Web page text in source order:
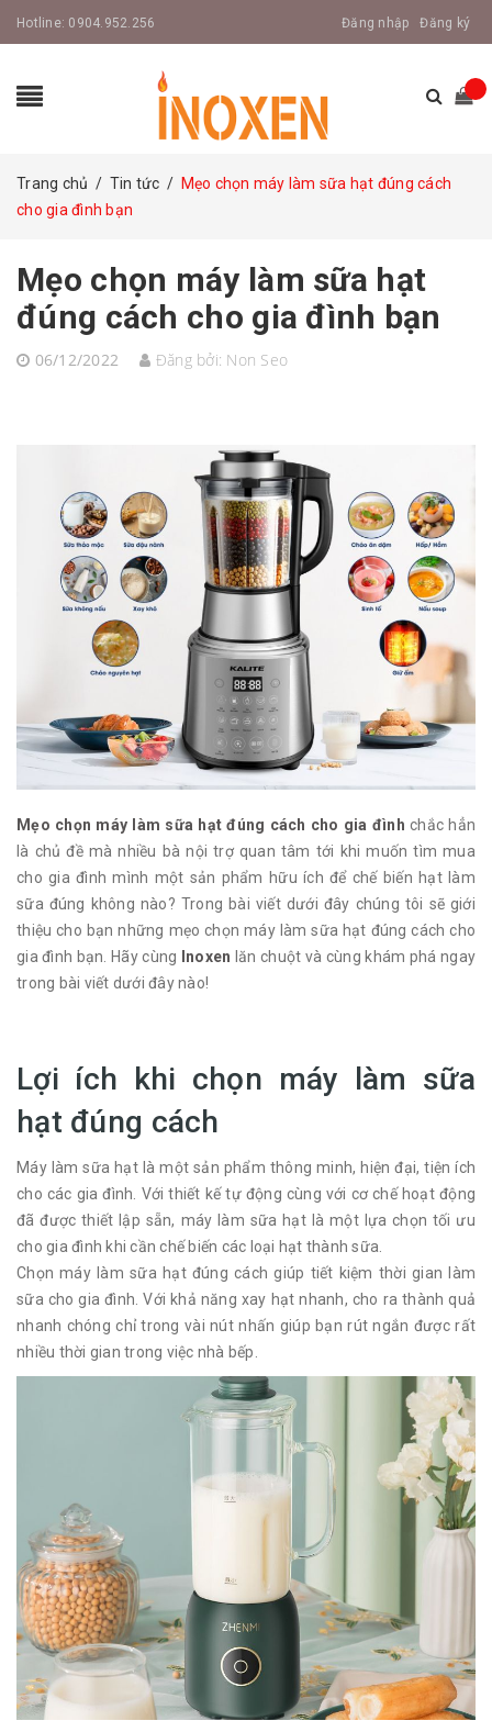
Hotline: 0904.952.256 Đăng nhập Đăng ký
Trang chủ / Tin tức / Mẹo chọn máy làm sữa hạt đúng cách
cho gia đình bạn
Mẹo chọn máy làm sữa hạt
đúng cách cho gia đình bạn
06/12/2022 Đăng bởi: Non Seo
Mẹo chọn máy làm sữa hạt đúng cách cho gia đình chắc hẳn
là chủ đề mà nhiều bà nội trợ quan tâm tới khi muốn tìm mua
cho gia đình mình một sản phẩm hữu ích để chế biến hạt làm
sữa đúng không nào? Trong bài viết dưới đây chúng tôi sẽ giới
thiệu cho bạn những mẹo chọn máy làm sữa hạt đúng cách cho
gia đình bạn. Hãy cùng Inoxen lăn chuột và cùng khám phá ngay
trong bài viết dưới đây nào!
Lợi ích khi chọn máy làm sữa
hạt đúng cách
Máy làm sữa hạt là một sản phẩm thông minh, hiện đại, tiện ích
cho các gia đình. Với thiết kế tự động cùng với cơ chế hoạt động
đã được thiết lập sẵn, máy làm sữa hạt là một lựa chọn tối ưu
cho gia đình khi cần chế biến các loại hạt thành sữa.
Chọn máy làm sữa hạt đúng cách giúp tiết kiệm thời gian làm
sữa cho gia đình. Với khả năng xay hạt nhanh, cho ra thành quả
nhanh chóng chỉ trong vài nút nhấn giúp bạn rút ngắn được rất
nhiều thời gian trong việc nhà bếp.